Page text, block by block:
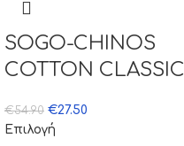
SOGO-CHINOS
COTTON CLASSIC
€54.90 €27.50
Επιλογή